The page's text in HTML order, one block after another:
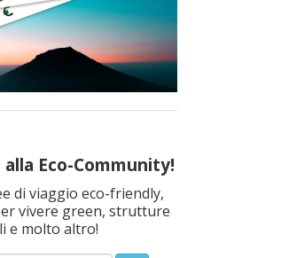
Eco-Community!
di viaggio eco-friendly,
vivere green, strutture
e molto altro!